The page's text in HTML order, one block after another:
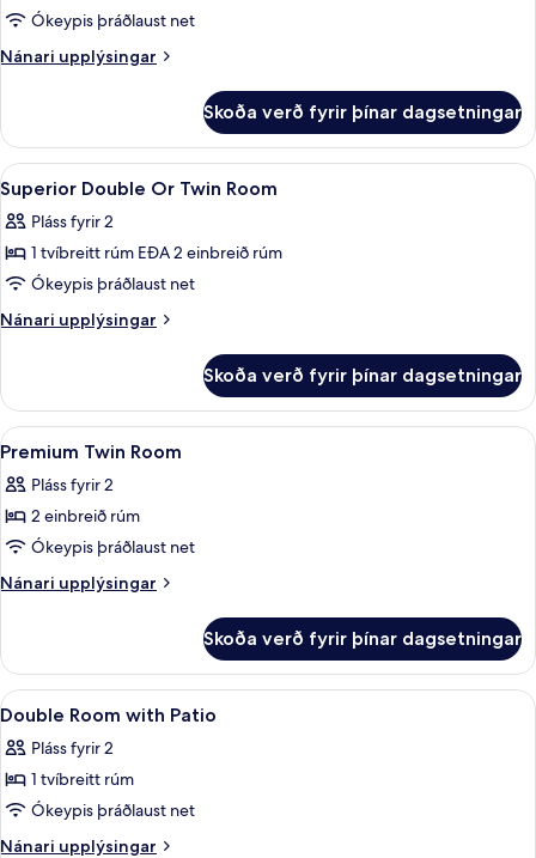
Ókeypis þráðlaust net
Nánari upplýsingar
Nánari
svíta
Skoða verð fyrir þínar dagsetningar
Skoða
allar
myndir
fyrir
Superior
Double
Room
Rúmföt af bestu gerð, míníbar,
6
Superior Double Or Twin Room
Pláss fyrir 2
1 tvíbreitt rúm EÐA 2 einbreið rúm
Ókeypis þráðlaust net
Nánari upplýsingar
Nánari
Double
Or
Twin
Skoða verð fyrir þínar dagsetningar
Skoða
allar
myndir
fyrir
Premium
Twin
Rúmföt af bestu gerð, míníbar,
4
Premium Twin Room
Pláss fyrir 2
2 einbreið rúm
Ókeypis þráðlaust net
Nánari upplýsingar
Nánari
Twin
Room
Skoða verð fyrir þínar dagsetningar
Skoða
allar
myndir
fyrir
Double
Room
Rúmföt af bestu gerð, míníbar,
4
Double Room with Patio
Pláss fyrir 2
1 tvíbreitt rúm
Ókeypis þráðlaust net
Nánari upplýsingar
Nánari